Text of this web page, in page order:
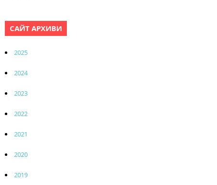
САЙТ АРХИВИ
2025
2024
2023
2022
2021
2020
2019